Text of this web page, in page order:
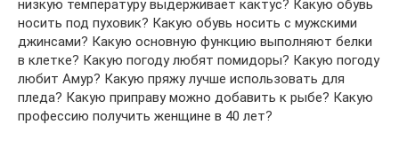
низкую температуру выдерживает кактус? Какую обувь
носить под пуховик? Какую обувь носить с мужскими
джинсами? Какую основную функцию выполняют белки
в клетке? Какую погоду любят помидоры? Какую погоду
любит Амур? Какую пряжу лучше использовать для
пледа? Какую приправу можно добавить к рыбе? Какую
профессию получить женщине в 40 лет?